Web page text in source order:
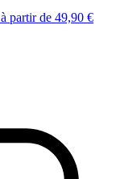
à partir de 49,90 €